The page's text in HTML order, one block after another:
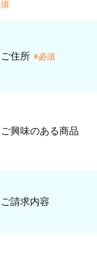
須
ご住所 ※必須
ご興味のある商品
ご請求内容